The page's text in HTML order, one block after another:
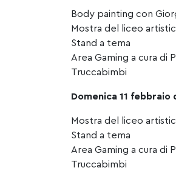
Body painting con
Mostra del liceo
Stand a tema
Area Gaming a cura di
Truccabimbi
Domenica 11 febbraio
Mostra del liceo
Stand a tema
Area Gaming a cura di
Truccabimbi